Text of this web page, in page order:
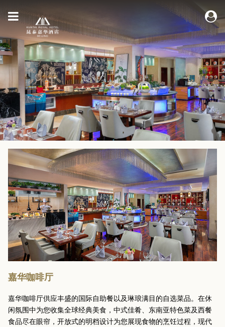
嘉华咖啡厅
嘉华咖啡厅供应丰盛的国际自助餐以及琳琅满目的自选菜品。在休
闲氛围中为您收集全球经典美食，中式佳肴、东南亚特色菜及西餐
食品尽在眼帘，开放式的明档设计为您展现食物的烹饪过程，现代